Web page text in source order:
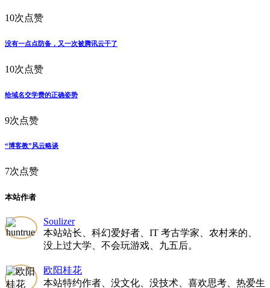
10次点赞
没有一点点防备，又一次被腾讯云干了
10次点赞
给域名交学费的正确姿势
9次点赞
“博客教”风云略谈
7次点赞
本站作者
Soulizer
本站站长、科幻爱好者、IT 考古学家、农村来的、
没上过大学、不会玩游戏、九五后。
欧阳桂花
本站特约作者、没文化、没技术、喜欢思考、热爱生